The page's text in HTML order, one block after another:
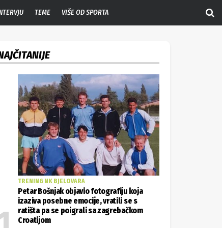
TEME VIŠE OD SPORTA
TRENING NK BJELOVARA
Petar Bošnjak objavio fotografiju koja
izaziva posebne emocije, vratili se s
ratišta pa se poigrali sa zagrebačkom
Croatijom